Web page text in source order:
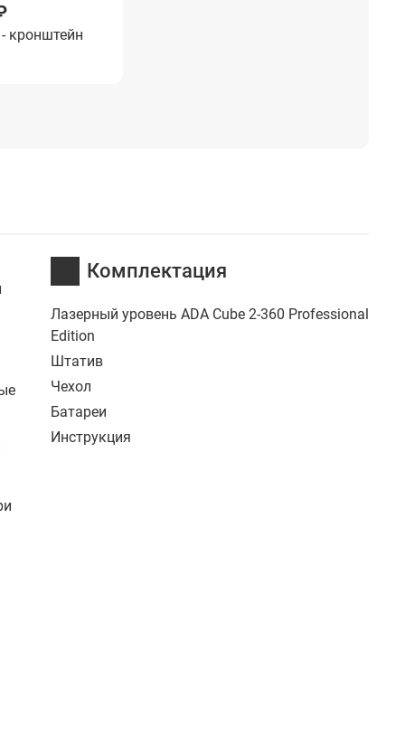
- кронштейн
Комплектация
Лазерный уровень ADA Cube 2-360 Professional
Edition
Штатив
Чехол
Батареи
Инструкция